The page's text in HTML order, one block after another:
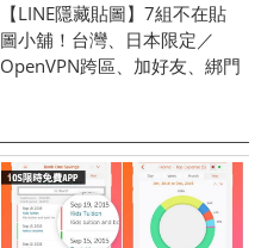
【LINE隱藏貼圖】7組不在貼
圖小舖！台灣、日本限定／
OpenVPN跨區、加好友、綁門